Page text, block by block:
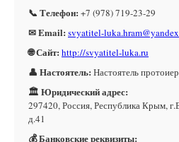
📞 Телефон: +7 (978) 719-23-29
✉ Email: svyatitel-
🌐 Сайт: http://svyatitel-luka.ru
👤 Настоятель: Настоятель
🏛 Юридический адрес:
297420, Россия, Республика Крым,
д.41
💰 Банковские реквизиты: